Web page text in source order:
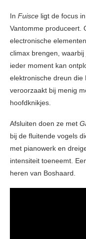
In Fuisce ligt de focus
Vantomme produceert.
electronische
climax brengen,
ieder moment kan
elektronische dreun die
veroorzaakt bij menig
hoofdknikjes.
Afsluiten doen ze met
bij de fluitende vogels
met pianowerk en
intensiteit toeneemt.
heren van Boshaard.